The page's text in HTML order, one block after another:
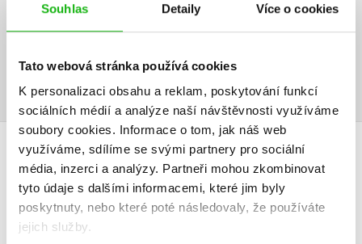
Souhlas Detaily Více o cookies
Tato webová stránka používá cookies
K personalizaci obsahu a reklam, poskytování funkcí
sociálních médií a analýze naší návštěvnosti využíváme
soubory cookies. Informace o tom, jak náš web
využíváme, sdílíme se svými partnery pro sociální
média, inzerci a analýzy. Partneři mohou zkombinovat
tyto údaje s dalšími informacemi, které jim byly
poskytnuty, nebo které poté následovaly, že používáte
jejich služby.
PDF Obsah.pdf PDF Ukázka.pdf
HODNOCENÍ ČTENÁŘŮ
V současné době nejsou vytvořena žádná uživatelská hodnocení.